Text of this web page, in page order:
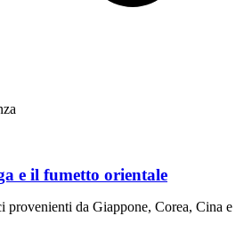
e il fumetto orientale
provenienti da Giappone, Corea, Cina e